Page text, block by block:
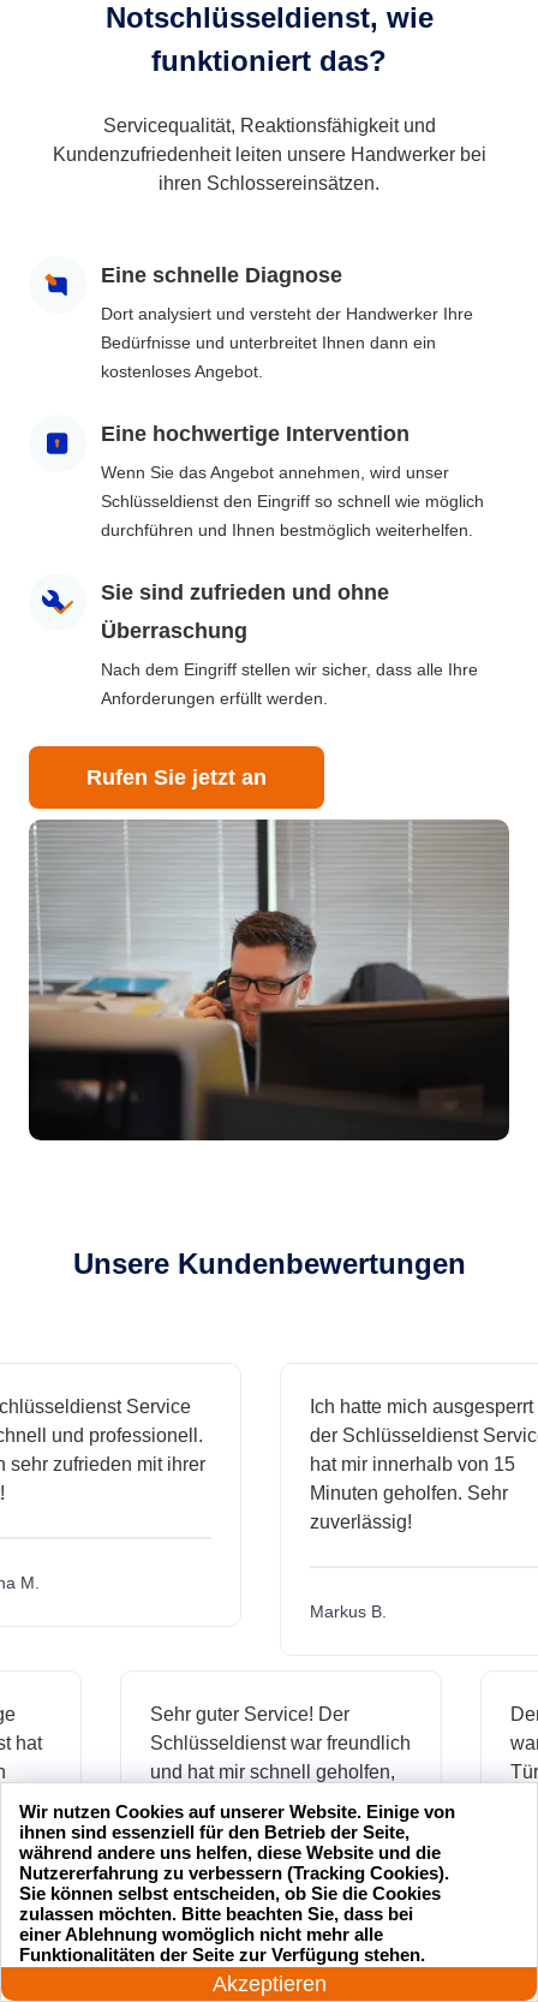
Notschlüsseldienst, wie
funktioniert das?
Servicequalität, Reaktionsfähigkeit und
Kundenzufriedenheit leiten unsere Handwerker bei
ihren Schlossereinsätzen.
Eine schnelle Diagnose
Dort analysiert und versteht der Handwerker Ihre
Bedürfnisse und unterbreitet Ihnen dann ein
kostenloses Angebot.
Eine hochwertige Intervention
Wenn Sie das Angebot annehmen, wird unser
Schlüsseldienst den Eingriff so schnell wie möglich
durchführen und Ihnen bestmöglich weiterhelfen.
Sie sind zufrieden und ohne
Überraschung
Nach dem Eingriff stellen wir sicher, dass alle Ihre
Anforderungen erfüllt werden.
Rufen Sie jetzt an
Unsere Kundenbewertungen
Service
und professionell.
zufrieden mit ihrer
Ich hatte mich ausgesperrt und
der Schlüsseldienst Service
hat mir innerhalb von 15
Minuten geholfen. Sehr
zuverlässig!
Markus B.
hat
Sehr guter Service! Der
Schlüsseldienst war freundlich
und hat mir schnell geholfen,
als ich meine Schlüssel
verloren hatte.
Jonas M.
24 Stunden am Tag
Akzeptieren
Wir nutzen Cookies auf unserer Website. Einige von
ihnen sind essenziell für den Betrieb der Seite,
während andere uns helfen, diese Website und die
Nutzererfahrung zu verbessern (Tracking Cookies).
Sie können selbst entscheiden, ob Sie die Cookies
zulassen möchten. Bitte beachten Sie, dass bei
einer Ablehnung womöglich nicht mehr alle
Funktionalitäten der Seite zur Verfügung stehen.